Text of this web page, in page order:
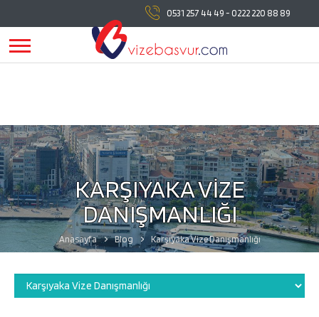
tüm vize başvuru işlemlerinde
yanınızda!vizebasvur.comgünümüzün sürekli değişen
koşullarına uygun olarak farklı alanlarda hizmet vermeye,
hizmetlerine yeni konular eklemeye devam ediyor.
0531 257 44 49 - 0222 220 88 89
KARŞIYAKA VİZE
DANIŞMANLIĞI
Anasayfa Blog Karşıyaka Vize Danışmanlığı